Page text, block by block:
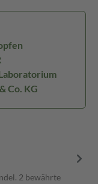
Co. KG
2 bewährte